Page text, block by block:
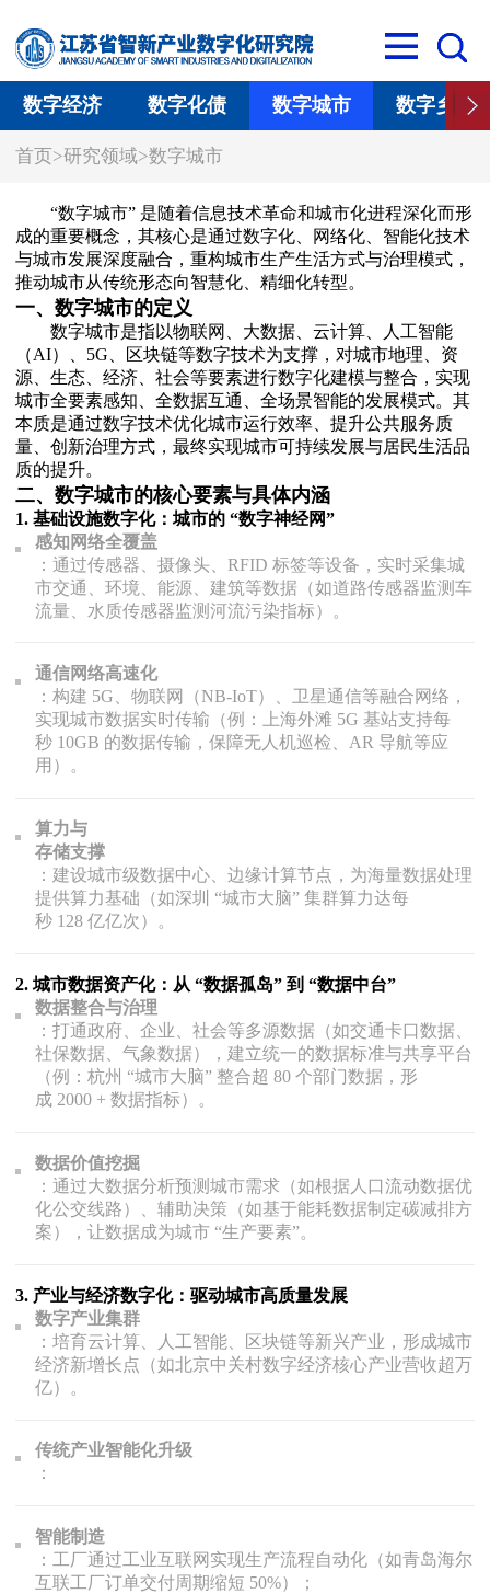
数字经济 数字化债 数字城市 数字乡村
首页>研究领域>数字城市
“数字城市” 是随着信息技术革命和城市化进程深化而形
成的重要概念，其核心是通过数字化、网络化、智能化技术
与城市发展深度融合，重构城市生产生活方式与治理模式，
推动城市从传统形态向智慧化、精细化转型。
一、数字城市的定义
数字城市是指以物联网、大数据、云计算、人工智能
（AI）、5G、区块链等数字技术为支撑，对城市地理、资
源、生态、经济、社会等要素进行数字化建模与整合，实现
城市全要素感知、全数据互通、全场景智能的发展模式。其
本质是通过数字技术优化城市运行效率、提升公共服务质
量、创新治理方式，最终实现城市可持续发展与居民生活品
质的提升。
二、数字城市的核心要素与具体内涵
1.基础设施数字化：城市的 “数字神经网”
感知网络全覆盖
：通过传感器、摄像头、RFID 标签等设备，实时采集城
市交通、环境、能源、建筑等数据（如道路传感器监测车
流量、水质传感器监测河流污染指标）。
通信网络高速化
：构建 5G、物联网（NB-IoT）、卫星通信等融合网络，
实现城市数据实时传输（例：上海外滩 5G 基站支持每
秒 10GB 的数据传输，保障无人机巡检、AR 导航等应
用）。
算力与
存储支撑
：建设城市级数据中心、边缘计算节点，为海量数据处理
提供算力基础（如深圳 “城市大脑” 集群算力达每
秒 128 亿亿次）。
2.城市数据资产化：从 “数据孤岛” 到 “数据中台”
数据整合与治理
：打通政府、企业、社会等多源数据（如交通卡口数据、
社保数据、气象数据），建立统一的数据标准与共享平台
（例：杭州 “城市大脑” 整合超 80 个部门数据，形
成 2000 + 数据指标）。
数据价值挖掘
：通过大数据分析预测城市需求（如根据人口流动数据优
化公交线路）、辅助决策（如基于能耗数据制定碳减排方
案），让数据成为城市 “生产要素”。
3. 产业与经济数字化：驱动城市高质量发展
数字产业集群
：培育云计算、人工智能、区块链等新兴产业，形成城市
经济新增长点（如北京中关村数字经济核心产业营收超万
亿）。
传统产业智能化升级
：
智能制造
：工厂通过工业互联网实现生产流程自动化（如青岛海尔
互联工厂订单交付周期缩短 50%）；